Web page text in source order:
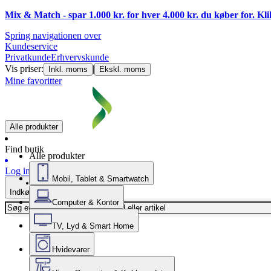
Mix & Match - spar 1.000 kr. for hver 4.000 kr. du køber for.
Spring navigationen over
Kundeservice
PrivatkundeErhvervskunde
Vis priser:
Inkl. moms | Ekskl. moms
Mine favoritter
Alle produkter
Find butik
Log ind
Indkøbskurv
Alle produkter
Mobil, Tablet & Smartwatch
Computer & Kontor
TV, Lyd & Smart Home
Hvidevarer